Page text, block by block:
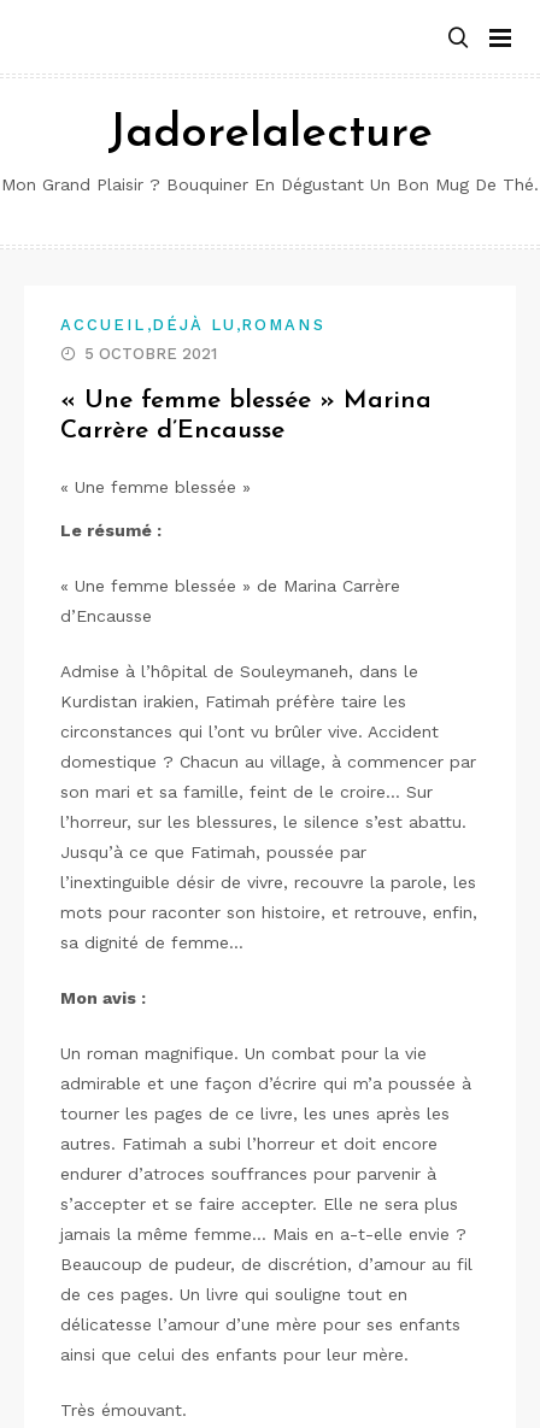
contenu
Jadorelalecture
Mon Grand Plaisir ? Bouquiner En Dégustant Un Bon Mug De Thé.
ACCUEIL ,DÉJÀ LU ,ROMANS
5 OCTOBRE 2021
« Une femme blessée » Marina
Carrère d’Encausse
« Une femme blessée »
Le résumé :
« Une femme blessée » de Marina Carrère
d’Encausse
Admise à l’hôpital de Souleymaneh, dans le
Kurdistan irakien, Fatimah préfère taire les
circonstances qui l’ont vu brûler vive. Accident
domestique ? Chacun au village, à commencer par
son mari et sa famille, feint de le croire… Sur
l’horreur, sur les blessures, le silence s’est abattu.
Jusqu’à ce que Fatimah, poussée par
l’inextinguible désir de vivre, recouvre la parole, les
mots pour raconter son histoire, et retrouve, enfin,
sa dignité de femme…
Mon avis :
Un roman magnifique. Un combat pour la vie
admirable et une façon d’écrire qui m’a poussée à
tourner les pages de ce livre, les unes après les
autres. Fatimah a subi l’horreur et doit encore
endurer d’atroces souffrances pour parvenir à
s’accepter et se faire accepter. Elle ne sera plus
jamais la même femme… Mais en a-t-elle envie ?
Beaucoup de pudeur, de discrétion, d’amour au fil
de ces pages. Un livre qui souligne tout en
délicatesse l’amour d’une mère pour ses enfants
ainsi que celui des enfants pour leur mère.
Très émouvant.